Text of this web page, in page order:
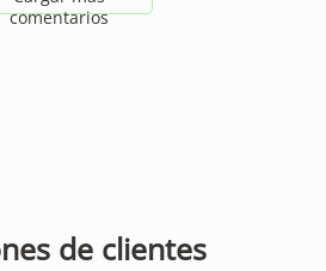
comentarios
de clientes